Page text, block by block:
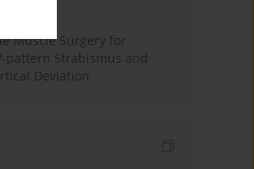
Muscle Surgery for
pattern Strabismus and
Deviation